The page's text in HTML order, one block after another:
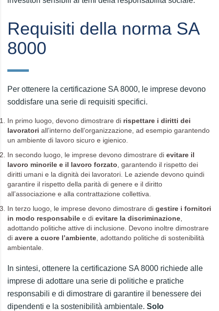
Requisiti della norma SA
8000
Per ottenere la certificazione SA 8000, le imprese devono
soddisfare una serie di requisiti specifici.
In primo luogo, devono dimostrare di rispettare i diritti dei
lavoratori all’interno dell’organizzazione, ad esempio garantendo
un ambiente di lavoro sicuro e igienico.
In secondo luogo, le imprese devono dimostrare di evitare il
lavoro minorile e il lavoro forzato , garantendo il rispetto dei
diritti umani e la dignità dei lavoratori. Le aziende devono quindi
garantire il rispetto della parità di genere e il diritto
all’associazione e alla contrattazione collettiva.
In terzo luogo, le imprese devono dimostrare di gestire i fornitori
in modo responsabile e di evitare la discriminazione
adottando politiche attive di inclusione. Devono inoltre dimostrare
di avere a cuore l’ambiente , adottando politiche di sostenibilità
ambientale.
In sintesi, ottenere la certificazione SA 8000 richiede alle
imprese di adottare una serie di politiche e pratiche
responsabili e di dimostrare di garantire il benessere dei
dipendenti e la sostenibilità ambientale. Solo